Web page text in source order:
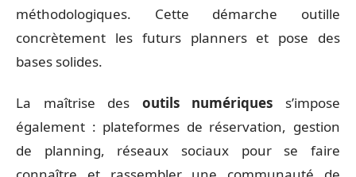
méthodologiques. Cette démarche outille
concrètement les futurs planners et pose des
bases solides.
La maîtrise des outils numériques s’impose
également : plateformes de réservation, gestion
de planning, réseaux sociaux pour se faire